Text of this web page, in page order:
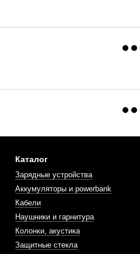
Каталог
Зарядные устройства
Аккумуляторы и powerbank
Кабели
Наушники и гарнитура
Колонки, акустика
Защитные стекла